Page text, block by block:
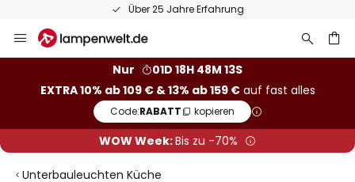
Über 25 Jahre Erfahrung
Inhalt
Nur
01D 18H 48M 12S
EXTRA 10% ab 109 € & 13% ab 159 €auf fast alles
Code:RABATT kopieren
WOW Week:Bis zu -70%
Unterbauleuchten Küche